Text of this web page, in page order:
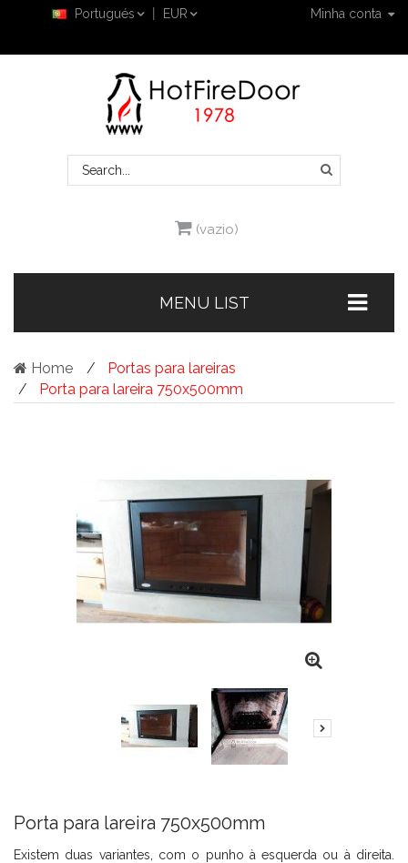
Minha conta
Portugués EUR
(vazio)
MENU LIST
Home
Portas para lareiras
Porta para lareira 750x500mm
Porta para lareira 750x500mm
Existem duas variantes, com o punho à esquerda ou à direita.